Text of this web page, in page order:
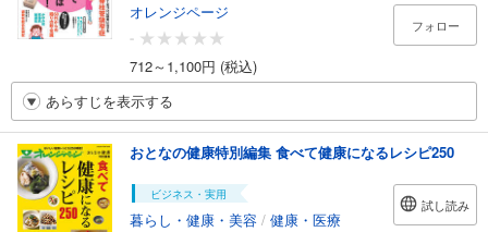
オレンジページ
-
712～1,100円 (税込)
フォロー
あらすじを表示する
おとなの健康特別編集 食べて健康になるレシピ250
ビジネス・実用
暮らし・健康・美容 / 健康・医療
試し読み